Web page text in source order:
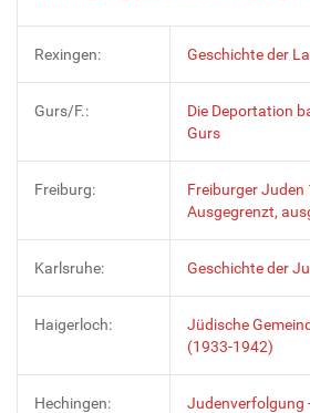
Rexingen: Geschichte der
Gurs/F.:
Die Deportation
Gurs
Freiburg:
Freiburger Juden
Ausgegrenzt,
Karlsruhe: Geschichte der
Haigerloch:
Jüdische
(1933-1942)
Hechingen:
Judenverfolgung